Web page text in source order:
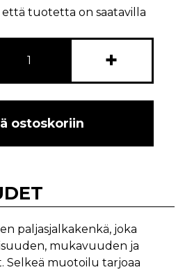
tuotetta on saatavilla
+
ostoskoriin
paljasjalkakenkä, joka
mukavuuden ja
Selkeä muotoilu tarjoaa